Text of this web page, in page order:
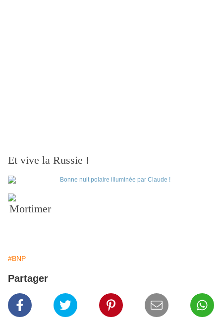
Et vive la Russie !
Mortimer
#BNP
Partager